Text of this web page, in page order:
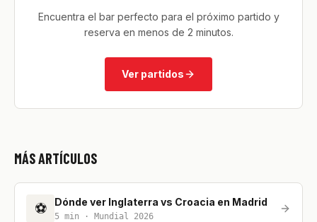
Encuentra el bar perfecto para el próximo partido y
reserva en menos de 2 minutos.
Ver partidos
MÁS ARTÍCULOS
⚽ Dónde ver Inglaterra vs Croacia en Madrid
5 min · Mundial 2026